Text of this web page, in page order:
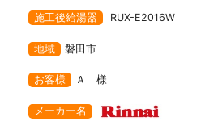
施工後給湯器 RUX-E2016W
地域 磐田市
お客様 Ａ 様
メーカー名